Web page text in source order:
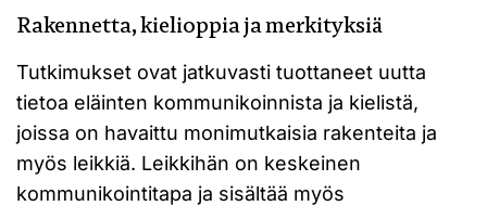
Rakennetta, kielioppia ja merkityksiä
Tutkimukset ovat jatkuvasti tuottaneet uutta
tietoa eläinten kommunikoinnista ja kielistä,
joissa on havaittu monimutkaisia rakenteita ja
myös leikkiä. Leikkihän on keskeinen
kommunikointitapa ja sisältää myös